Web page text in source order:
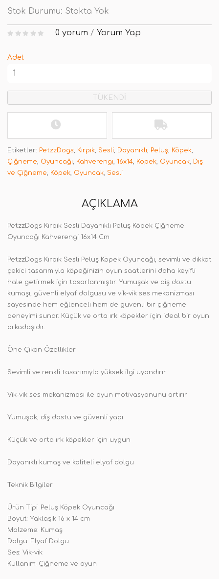
Stok Durumu: Stokta Yok
0 yorum / Yorum Yap
Adet
TÜKENDİ
Etiketler: PetzzDogs, Kırpık, Sesli, Dayanıklı, Peluş, Köpek,
Çiğneme, Oyuncağı, Kahverengi, 16x14, Köpek, Oyuncak, Diş
ve Çiğneme, Köpek, Oyuncak, Sesli
AÇIKLAMA
PetzzDogs Kırpık Sesli Dayanıklı Peluş Köpek Çiğneme
Oyuncağı Kahverengi 16x14 Cm
PetzzDogs Kırpık Sesli Peluş Köpek Oyuncağı, sevimli ve dikkat
çekici tasarımıyla köpeğinizin oyun saatlerini daha keyifli
hale getirmek için tasarlanmıştır. Yumuşak ve diş dostu
kumaşı, güvenli elyaf dolgusu ve vik-vik ses mekanizması
sayesinde hem eğlenceli hem de güvenli bir çiğneme
deneyimi sunar. Küçük ve orta ırk köpekler için ideal bir oyun
arkadaşıdır.
Öne Çıkan Özellikler
Sevimli ve renkli tasarımıyla yüksek ilgi uyandırır
Vik-vik ses mekanizması ile oyun motivasyonunu artırır
Yumuşak, diş dostu ve güvenli yapı
Küçük ve orta ırk köpekler için uygun
Dayanıklı kumaş ve kaliteli elyaf dolgu
Teknik Bilgiler
Ürün Tipi: Peluş Köpek Oyuncağı
Boyut: Yaklaşık 16 x 14 cm
Malzeme: Kumaş
Dolgu: Elyaf Dolgu
Ses: Vik-vik
Kullanım: Çiğneme ve oyun